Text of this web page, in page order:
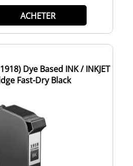
ACHETER
Dye Based INK / INKJET
Fast-Dry Black